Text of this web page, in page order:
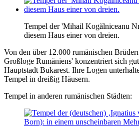
Tempel der 'Mihail Kogălniceanu
diesem Haus einer von dreien.
Von den über 12.000 rumänischen
Großloge Rumäniens' konzentriert sich
Hauptstadt Bukarest. Ihre Logen
Tempel in dreißig Häusern.
Tempel in anderen rumänischen Städten: